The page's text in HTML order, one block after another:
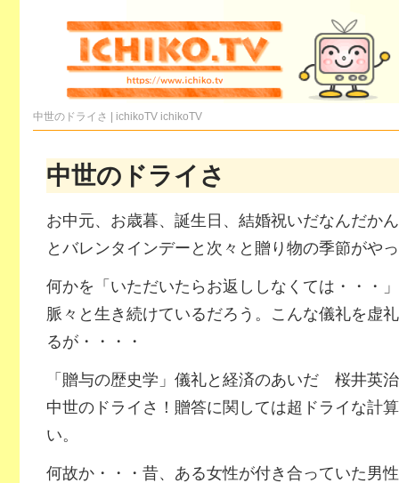
中世のドライさ | ichikoTV ichikoTV
中世のドライさ
お中元、お歳暮、誕生日、結婚祝いだなんだか
とバレンタインデーと次々と贈り物の季節がや
何かを「いただいたらお返ししなくては・・・
脈々と生き続けているだろう。こんな儀礼を虚
るが・・・・
「贈与の歴史学」儀礼と経済のあいだ 桜井英
中世のドライさ！贈答に関しては超ドライな計
い。
何故か・・・昔、ある女性が付き合っていた男